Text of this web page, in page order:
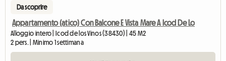
Da scoprire
Appartamento (atico) Con Balcone E Vista Mare A Icod De Lo
Alloggio intero | Icod de los Vinos (38430) | 45 M2
2 pers. | Minimo 1 settimana